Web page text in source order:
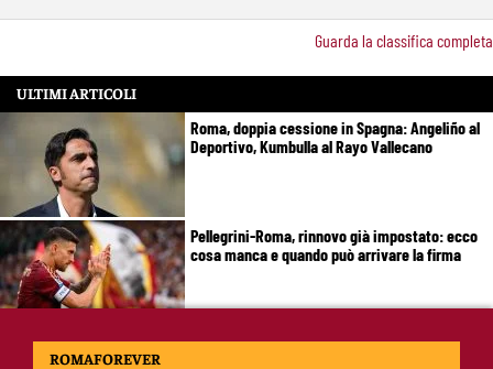
Guarda la classifica completa
ULTIMI ARTICOLI
Roma, doppia cessione in Spagna: Angeliño al
Deportivo, Kumbulla al Rayo Vallecano
Pellegrini-Roma, rinnovo già impostato: ecco
cosa manca e quando può arrivare la firma
Mercato Roma, manca un solo colpo: Gasperini
ROMAFOREVER